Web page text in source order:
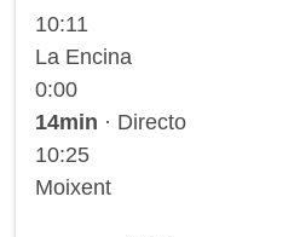
10:11
La Encina
0:00
14min · Directo
10:25
Moixent